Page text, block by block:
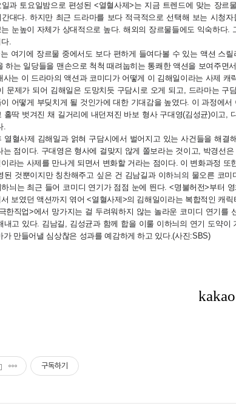
과 토요일밤으로 편성된 <열혈사제>는 지금 트렌드에 맞는 장
간대다. 하지만 최근 드라마를 보다 적극적으로 선택해 보는 시청
눈높이 자체가 상대적으로 높다. 해외의 장르물들에도 익숙하다
.
여기에 장르물 중에서도 보다 편하게 들여다볼 수 있는 액션 스
하는 일당들을 맨손으로 척척 때려눕히는 통쾌한 액션을 보여주면
사는 이 드라마의 액션과 코미디가 어떻게 이 김해일이라는 사제 캐
문제가 되어 김해일은 도망치듯 구담시로 오게 되고, 드라마는
어떻게 부딪치게 될 것인가에 대한 기대감을 높였다. 이 과정에
홀딱 벗겨진 채 길거리에 내던져진 바보 형사 구대영(김성균)이고
.
열혈사제 김해일과 얽혀 구담시에서 벌어지고 있는 사건들을 해
는 점이다. 구대영은 형사에 걸맞지 않게 쫄보라는 것이고, 박경선
라는 사제를 만나게 되면서 변화할 거라는 점이다. 이 변화과정
된 것뿐이지만 칭찬해주고 싶은 건 김남길과 이하늬의 물오른 코
늬는 최근 들어 코미디 연기가 점점 눈에 띈다. <명불허전>부터
보였던 액션까지 엮어 <열혈사제>의 김해일이라는 복합적인 캐릭
한직업>에서 망가지는 걸 두려워하지 않는 놀라운 코미디 연기를
내고 있다. 김남길, 김성균과 함께 합을 이룰 이하늬의 연기 도약
가 만들어낼 심상찮은 성과를 예감하게 하고 있다.(사진:SBS)
구독하기